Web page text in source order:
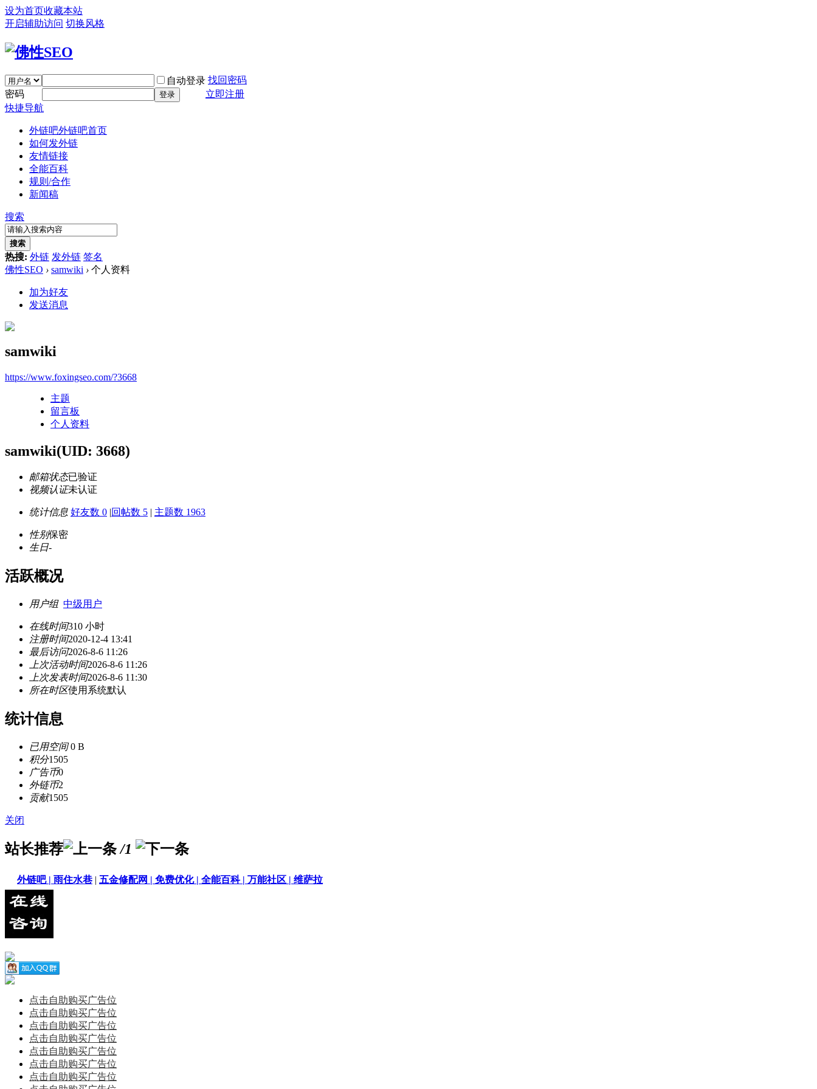
设为首页收藏本站
开启辅助访问 切换风格
自动登录 找回密码
密码
登录
立即注册
快捷导航
外链吧外链吧首页
如何发外链
友情链接
全能百科
规则/合作
新闻稿
搜索
搜索
热搜: 外链 发外链 签名
佛性SEO › samwiki › 个人资料
加为好友
发送消息
samwiki
https://www.foxingseo.com/?3668
主题
留言板
个人资料
samwiki(UID: 3668)
邮箱状态已验证
视频认证未认证
统计信息 好友数 0 |回帖数 5 | 主题数 1963
性别保密
生日-
活跃概况
用户组 中级用户
在线时间310 小时
注册时间2020-12-4 13:41
最后访问2026-8-6 11:26
上次活动时间2026-8-6 11:26
上次发表时间2026-8-6 11:30
所在时区使用系统默认
统计信息
已用空间0 B
积分1505
广告币0
外链币2
贡献1505
关闭
站长推荐 /1
外链吧 | 雨住水巷 | 五金修配网 | 免费优化 | 全能百科 | 万能社区 | 维萨拉
点击自助购买广告位
点击自助购买广告位
点击自助购买广告位
点击自助购买广告位
点击自助购买广告位
点击自助购买广告位
点击自助购买广告位